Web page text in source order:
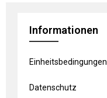
Informationen
Einheitsbedingungen
Datenschutz